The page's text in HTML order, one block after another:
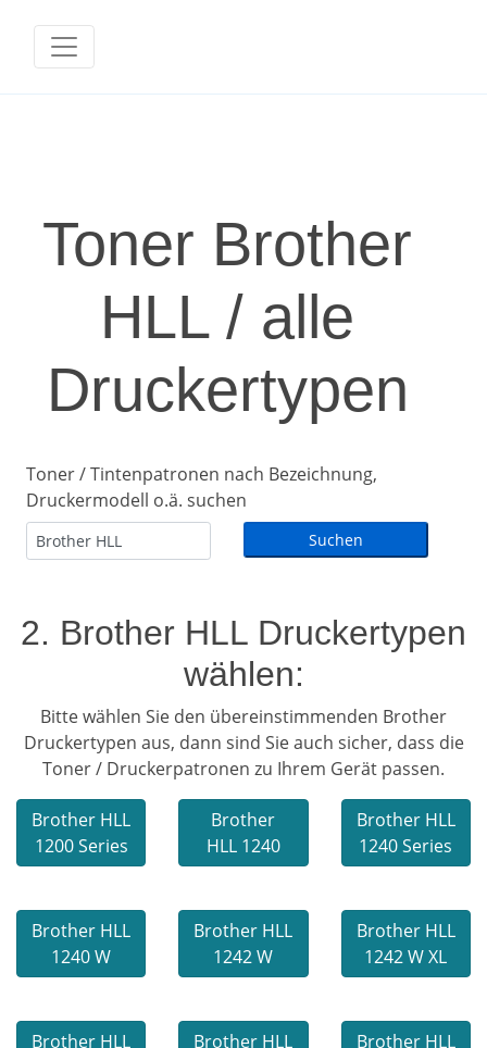
Toner Brother
HLL / alle
Druckertypen
Toner / Tintenpatronen nach Bezeichnung,
Druckermodell o.ä. suchen
2. Brother HLL Druckertypen
wählen:
Bitte wählen Sie den übereinstimmenden Brother
Druckertypen aus, dann sind Sie auch sicher, dass die
Toner / Druckerpatronen zu Ihrem Gerät passen.
Brother HLL
1200 Series
Brother
HLL 1240
Brother HLL
1240 Series
Brother HLL
1240 W
Brother HLL
1242 W
Brother HLL
1242 W XL
Brother HLL
Brother HLL
Brother HLL